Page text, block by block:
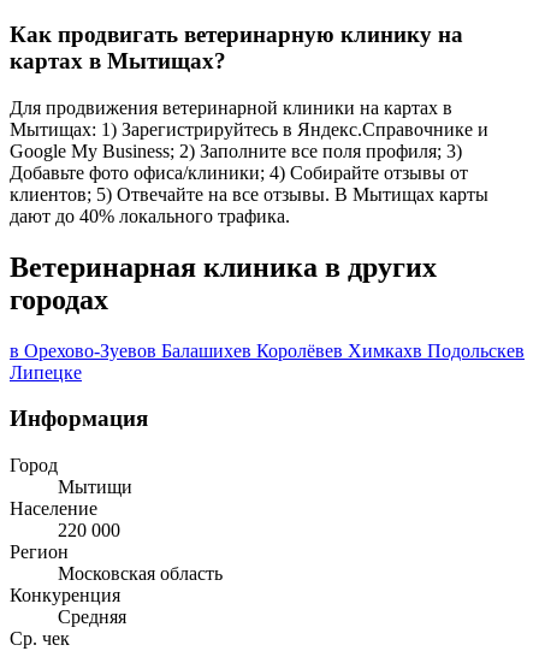
Как продвигать ветеринарную клинику на
картах в Мытищах?
Для продвижения ветеринарной клиники на картах в
Мытищах: 1) Зарегистрируйтесь в Яндекс.Справочнике и
Google My Business; 2) Заполните все поля профиля; 3)
Добавьте фото офиса/клиники; 4) Собирайте отзывы от
клиентов; 5) Отвечайте на все отзывы. В Мытищах карты
дают до 40% локального трафика.
Ветеринарная клиника в других
городах
в Орехово-Зуевов Балашихев Королёвев Химкахв Подольскев
Липецке
Информация
Город
Мытищи
Население
220 000
Регион
Московская область
Конкуренция
Средняя
Ср. чек